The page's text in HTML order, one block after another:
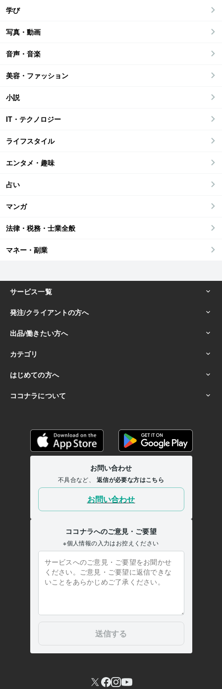
学び
写真・動画
音声・音楽
美容・ファッション
小説
IT・テクノロジー
ライフスタイル
エンタメ・趣味
占い
マンガ
法律・税務・士業全般
マネー・副業